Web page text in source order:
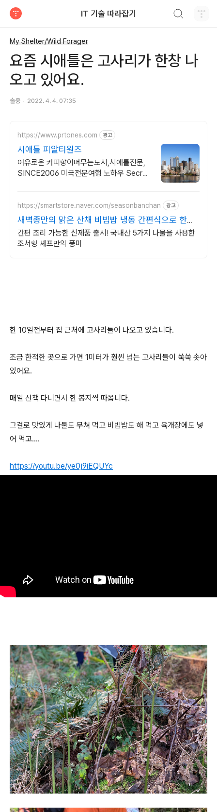
IT 기술 따라잡기
My Shelter/Wild Forager
요즘 시애틀은 고사리가 한창 나
오고 있어요.
솔웅 2022. 4. 4. 07:35
https://www.prtones.com 광고
시애틀 피알티원즈
여유로운 커피향이머무는도시,시애틀전문,
SINCE2006 미국전문여행 노하우 Secret
https://smartstore.naver.com/seasonbanchan 광고
새벽종만의 맑은 산채 비빔밥 냉동 간편식으로 한끼
해결
간편 조리 가능한 신제품 출시! 국내산 5가지 나물을 사용한
조서형 셰프만의 풍미
한 10일전부터 집 근처에 고사리들이 나오고 있습니다.
조금 한적한 곳으로 가면 1미터가 훨씬 넘는 고사리들이 쑥쑥 솟아
있어요.
매일 산책 다니면서 한 봉지씩 따옵니다.
그걸로 맛있게 나물도 무쳐 먹고 비빔밥도 해 먹고 육개장에도 넣
어 먹고….
https://youtu.be/ye0j9iEQUYc